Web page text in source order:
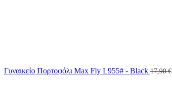
Γυναικείο Πορτοφόλι Max Fly L955# - Black 17,90€